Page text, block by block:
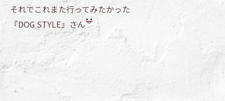
それでこれまた行ってみたかった
『DOG STYLE』さん